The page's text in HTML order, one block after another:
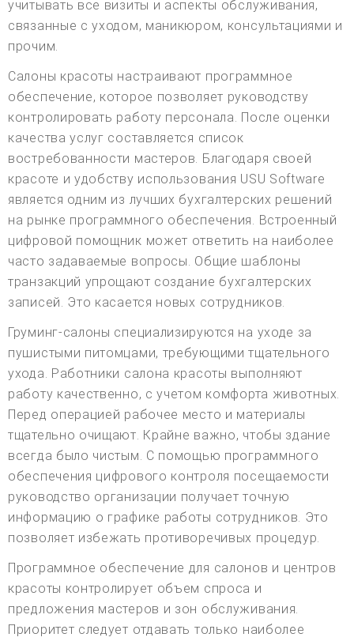
учитывать все визиты и аспекты обслуживания,
связанные с уходом, маникюром, консультациями и
прочим.
Салоны красоты настраивают программное
обеспечение, которое позволяет руководству
контролировать работу персонала. После оценки
качества услуг составляется список
востребованности мастеров. Благодаря своей
красоте и удобству использования USU Software
является одним из лучших бухгалтерских решений
на рынке программного обеспечения. Встроенный
цифровой помощник может ответить на наиболее
часто задаваемые вопросы. Общие шаблоны
транзакций упрощают создание бухгалтерских
записей. Это касается новых сотрудников.
Груминг-салоны специализируются на уходе за
пушистыми питомцами, требующими тщательного
ухода. Работники салона красоты выполняют
работу качественно, с учетом комфорта животных.
Перед операцией рабочее место и материалы
тщательно очищают. Крайне важно, чтобы здание
всегда было чистым. С помощью программного
обеспечения цифрового контроля посещаемости
руководство организации получает точную
информацию о графике работы сотрудников. Это
позволяет избежать противоречивых процедур.
Программное обеспечение для салонов и центров
красоты контролирует объем спроса и
предложения мастеров и зон обслуживания.
Приоритет следует отдавать только наиболее